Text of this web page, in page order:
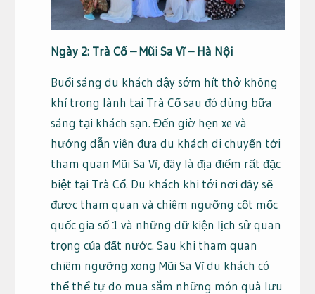
Ngày 2: Trà Cổ – Mũi Sa Vĩ – Hà Nội
Buổi sáng du khách dậy sớm hít thở không
khí trong lành tại Trà Cổ sau đó dùng bữa
sáng tại khách sạn. Đến giờ hẹn xe và
hướng dẫn viên đưa du khách di chuyển tới
tham quan Mũi Sa Vĩ, đây là địa điểm rất đặc
biệt tại Trà Cổ. Du khách khi tới nơi đây sẽ
được tham quan và chiêm ngưỡng cột mốc
quốc gia số 1 và những dữ kiện lịch sử quan
trọng của đất nước. Sau khi tham quan
chiêm ngưỡng xong Mũi Sa Vĩ du khách có
thể thể tự do mua sắm những món quà lưu